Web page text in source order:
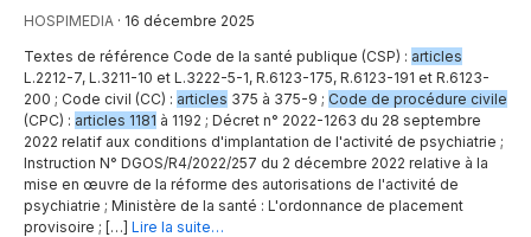
HOSPIMEDIA · 16 décembre 2025
Textes de référence Code de la santé publique (CSP) : articles
L.2212-7, L.3211-10 et L.3222-5-1, R.6123-175, R.6123-191 et R.6123-
200 ; Code civil (CC) : articles 375 à 375-9 ; Code de procédure civile
(CPC) : articles 1181 à 1192 ; Décret n° 2022-1263 du 28 septembre
2022 relatif aux conditions d'implantation de l'activité de psychiatrie ;
Instruction N° DGOS/R4/2022/257 du 2 décembre 2022 relative à la
mise en œuvre de la réforme des autorisations de l'activité de
psychiatrie ; Ministère de la santé : L'ordonnance de placement
provisoire ; […] Lire la suite…